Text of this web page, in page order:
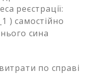
реєстрації:
) самостійно
сина
по справі